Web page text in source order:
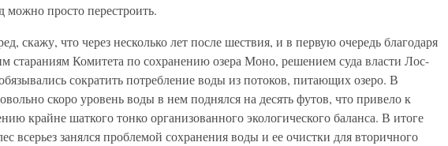
можно просто перестроить.
скажу, что через несколько лет после шествия, и в первую очередь благодаря
стараниям Комитета по сохранению озера Моно, решением суда власти Лос-
сократить потребление воды из потоков, питающих озеро. В
скоро уровень воды в нем поднялся на десять футов, что привело к
крайне шаткого тонко организованного экологического баланса. В итоге
всерьез занялся проблемой сохранения воды и ее очистки для вторичного